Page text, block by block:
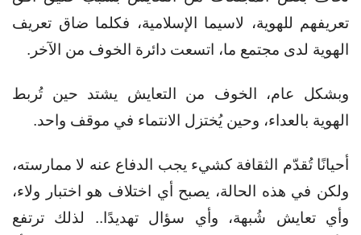
تعريفهم للهوية، لاسيما الإسلامية، فكلما ضاق تعريف
الهوية لدى مجتمع ما، اتسعت دائرة الخوف من الآخر.
وبشكل عام، الخوف من التعايش يشتد حين تُربط
الهوية بالعداء، وحين يُختزل الانتماء في موقف واحد.
أحيانًا تُقدّم الثقافة كشيء يجب الدفاع عنه لا ممارسته،
ولكن في هذه الحالة، يصبح أي اختلاف هو اختبار ولاء،
وأي تعايش شُبهة، وأي سؤال تهديدًا.. لذلك ترتفع